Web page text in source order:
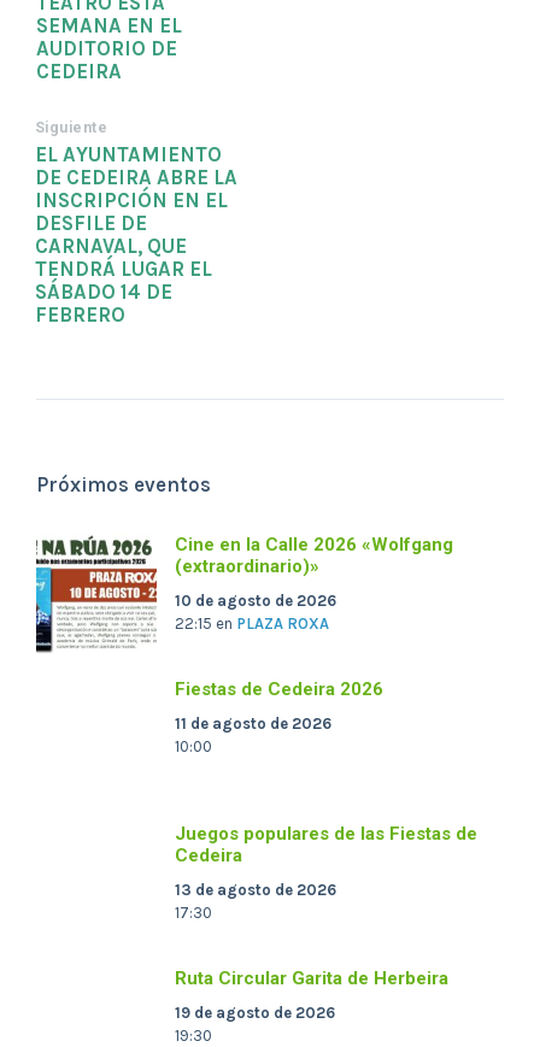
SEMANA EN EL
AUDITORIO DE
CEDEIRA
Siguiente
EL AYUNTAMIENTO
DE CEDEIRA ABRE LA
INSCRIPCIÓN EN EL
DESFILE DE
CARNAVAL, QUE
TENDRÁ LUGAR EL
SÁBADO 14 DE
FEBRERO
Próximos eventos
Cine en la Calle 2026 «Wolfgang
(extraordinario)»
10 de agosto de 2026
22:15 en PLAZA ROXA
Fiestas de Cedeira 2026
11 de agosto de 2026
10:00
Juegos populares de las Fiestas de
Cedeira
13 de agosto de 2026
17:30
Ruta Circular Garita de Herbeira
19 de agosto de 2026
19:30